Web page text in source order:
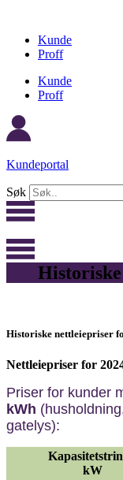
contentKunde
Proff
Kunde
Proff
Kundeportal
Søk
Historiske nettleiepriser
Nettleiepriser for
Priser for kunder
kWh
gatelys):
kW